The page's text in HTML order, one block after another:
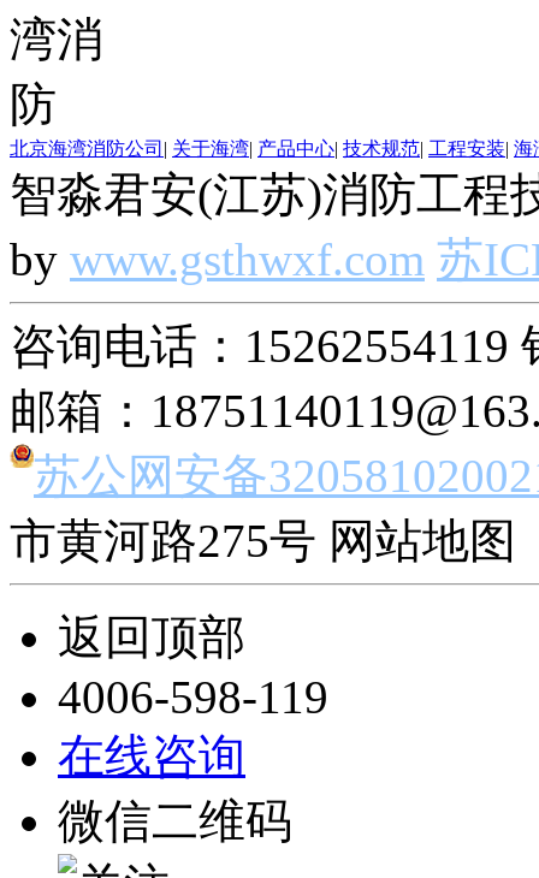
北京海湾消防公司 | 关于海湾| 产品中心| 技术规范| 工程安装| 海
智淼君安(江苏)消防工程
by www.gsthwxf.com 苏
咨询电话：15262554119
邮箱：
苏公网安备
市黄河路275号 网站地图
返回顶部
4006-598-119
在线咨询
微信二维码